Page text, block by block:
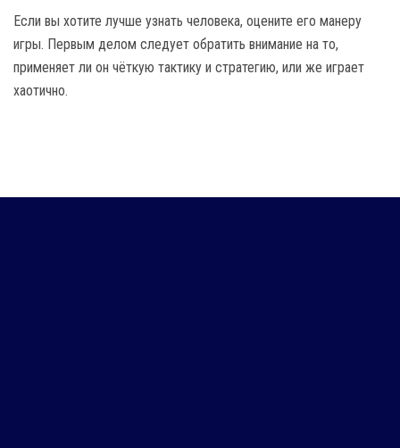
Если вы хотите лучше узнать человека, оцените его манеру
игры. Первым делом следует обратить внимание на то,
применяет ли он чёткую тактику и стратегию, или же играет
хаотично.